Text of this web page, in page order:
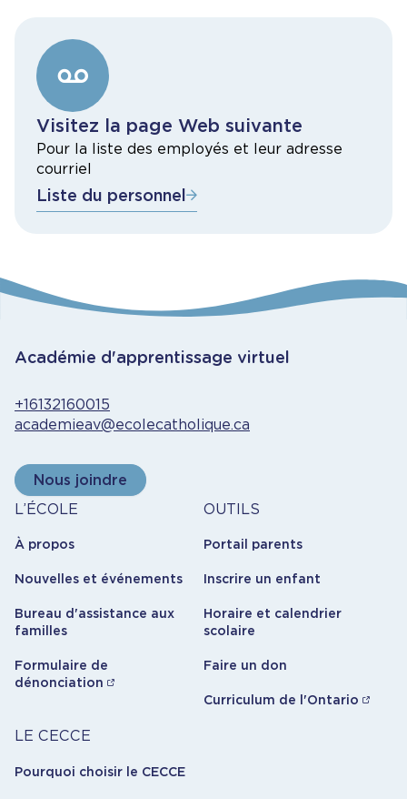
Visitez la page Web suivante
Pour la liste des employés et leur adresse
courriel
Liste du personnel
Académie d'apprentissage virtuel
+16132160015
academieav@ecolecatholique.ca
Nous joindre
À
propos
L’ÉCOLE
À propos
Nouvelles et événements
Bureau d'assistance aux
familles
Formulaire de
dénonciation
Outils
OUTILS
Portail parents
Inscrire un enfant
Horaire et calendrier
scolaire
Faire un don
Curriculum de l'Ontario
Carrière
LE CECCE
Pourquoi choisir le CECCE